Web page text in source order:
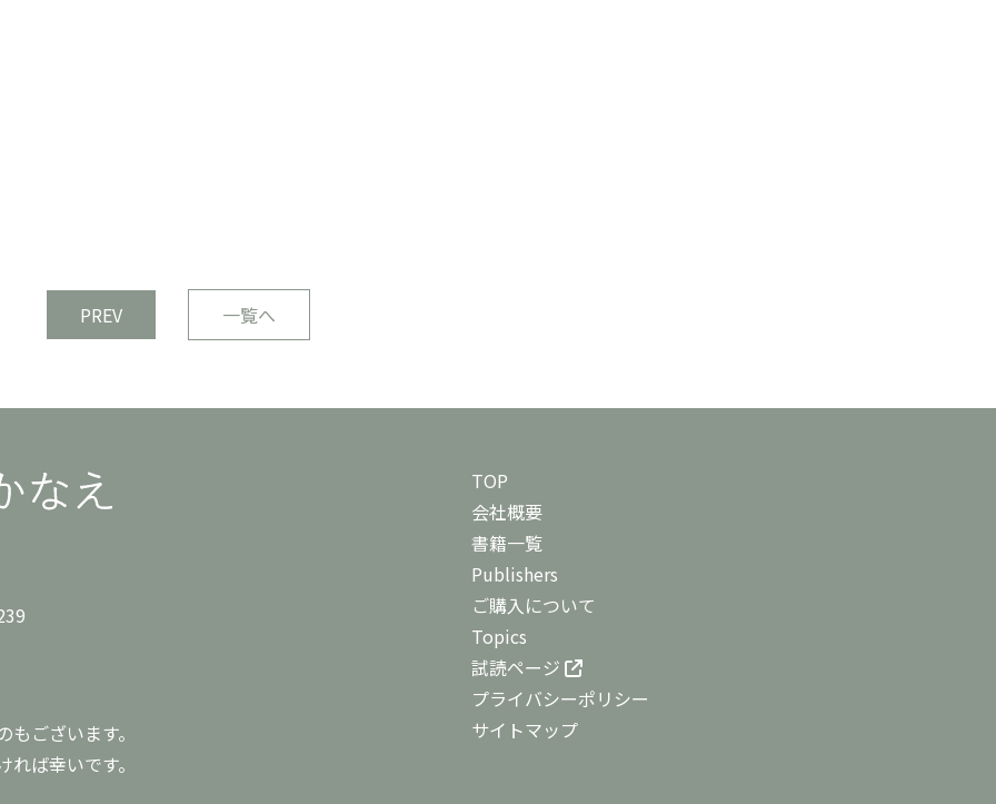
PREV 一覧へ
ございます。
ば幸いです。
TOP
会社概要
書籍一覧
Publishers
ご購入について
Topics
試読ページ
プライバシーポリシー
サイトマップ